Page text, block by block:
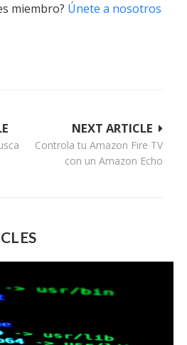
miembro? Únete a nosotros
NEXT ARTICLE
Controla tu Amazon Fire TV
con un Amazon Echo